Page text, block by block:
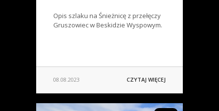
Opis szlaku na Śnieżnicę z przełęczy
Gruszowiec w Beskidzie Wyspowym.
08.08.2023 CZYTAJ WIĘCEJ